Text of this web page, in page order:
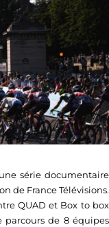
série documentaire
de France Télévisions.
QUAD et Box to box
parcours de 8 équipes